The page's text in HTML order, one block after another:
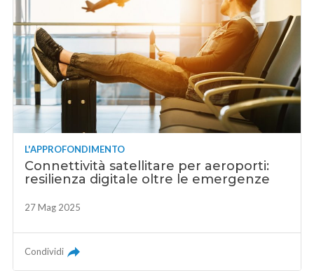
L'APPROFONDIMENTO
Connettività satellitare per aeroporti:
resilienza digitale oltre le emergenze
27 Mag 2025
Condividi